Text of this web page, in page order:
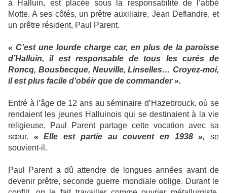
à Halluin, est placée sous la responsabilité de l’abbé
Motte. A ses côtés, un prêtre auxiliaire, Jean Deflandre, et
un prêtre résident, Paul Parent.
« C’est une lourde charge car, en plus de la paroisse
d’Halluin, il est responsable de tous les curés de
Roncq, Bousbecque, Neuville, Linselles… Croyez-moi,
il est plus facile d’obéir que de commander ».
Entré à l’âge de 12 ans au séminaire d’Hazebrouck, où se
rendaient les jeunes Halluinois qui se destinaient à la vie
religieuse, Paul Parent partage cette vocation avec sa
sœur. « Elle est partie au couvent en 1938 », se
souvient-il.
Paul Parent a dû attendre de longues années avant de
devenir prêtre, seconde guerre mondiale oblige. Durant le